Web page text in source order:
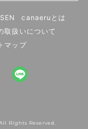
canaeruとは
取扱いについて
マップ
Rights Reserved.